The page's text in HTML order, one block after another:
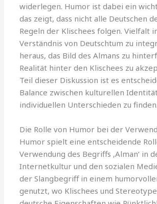
widerlegen. Humor ist dabei ein
das zeigt, dass nicht alle Deutschen
Regeln der Klischees folgen. Vielfalt
Verständnis von Deutschtum zu
heraus, das Bild des Almans zu
Realität hinter den Klischees zu
Teil dieser Diskussion ist es
Balance zwischen kulturellen
individuellen Unterschieden zu finden.
Die Rolle von Humor bei der
Humor spielt eine entscheidende
Verwendung des Begriffs ‚Alman‘ in
Internetkultur und den sozialen
der Slangbegriff in einem
genutzt, wo Klischees und